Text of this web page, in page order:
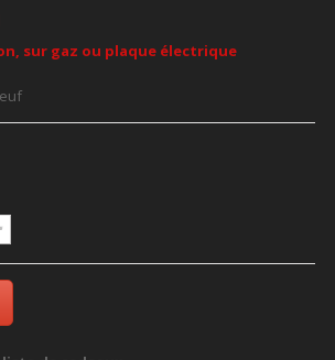
sur gaz ou plaque électrique